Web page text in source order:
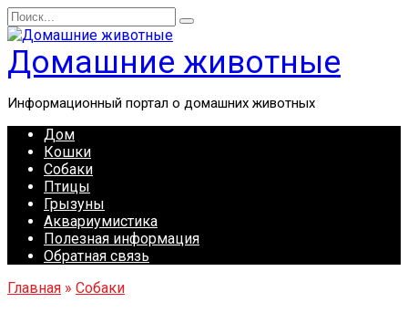
Перейти
к
содержанию
Search
for:
Домашние животные
Информационный портал о домашних животных
Дом
Кошки
Собаки
Птицы
Грызуны
Аквариумистика
Полезная информация
Обратная связь
Главная » Собаки